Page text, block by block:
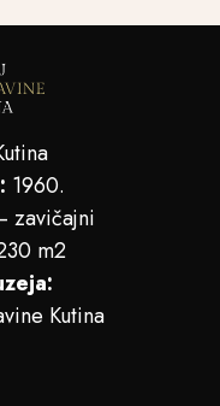
1960.
zavičajni
m2
Kutina